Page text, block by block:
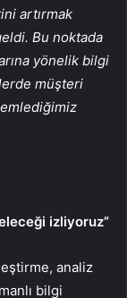
artırmak
Bu noktada
yönelik bilgi
müşteri
izliyoruz”
analiz
bilgi